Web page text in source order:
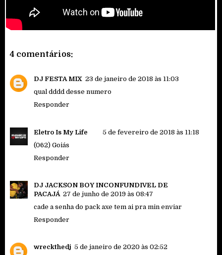
4 comentários:
DJ FESTA MIX 23 de janeiro de 2018 às 11:03
qual dddd desse numero
Responder
Eletro Is My Life
5 de fevereiro de 2018 às 11:18
(062) Goiás
Responder
DJ JACKSON BOY INCONFUNDIVEL DE
PACAJÁ 27 de junho de 2019 às 08:47
cade a senha do pack axe tem ai pra min enviar
Responder
wreckthedj 5 de janeiro de 2020 às 02:52